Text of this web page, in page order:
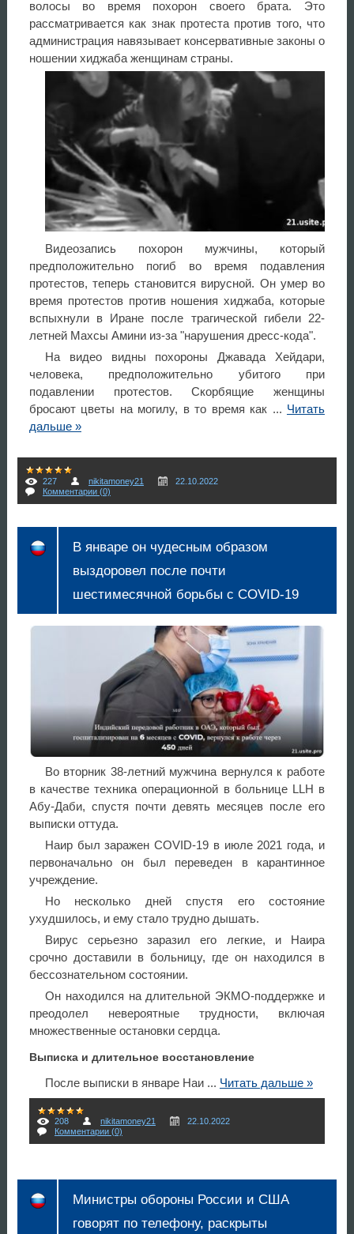
волосы во время похорон своего брата. Это
рассматривается как знак протеста против того, что
администрация навязывает консервативные законы о
ношении хиджаба женщинам страны.
Видеозапись похорон мужчины, который
предположительно погиб во время подавления
протестов, теперь становится вирусной. Он умер во
время протестов против ношения хиджаба, которые
вспыхнули в Иране после трагической гибели 22-
летней Махсы Амини из-за "нарушения дресс-кода".
На видео видны похороны Джавада Хейдари,
человека, предположительно убитого при
подавлении протестов. Скорбящие женщины
бросают цветы на могилу, в то время как ... Читать
дальше »
227 nikitamoney21
22.10.2022
Комментарии (0)
В январе он чудесным образом
выздоровел после почти
шестимесячной борьбы с COVID-19
Во вторник 38-летний мужчина вернулся к работе
в качестве техника операционной в больнице LLH в
Абу-Даби, спустя почти девять месяцев после его
выписки оттуда.
Наир был заражен COVID-19 в июле 2021 года, и
первоначально он был переведен в карантинное
учреждение.
Но несколько дней спустя его состояние
ухудшилось, и ему стало трудно дышать.
Вирус серьезно заразил его легкие, и Наира
срочно доставили в больницу, где он находился в
бессознательном состоянии.
Он находился на длительной ЭКМО-поддержке и
преодолел невероятные трудности, включая
множественные остановки сердца.
Выписка и длительное восстановление
После выписки в январе Наи ... Читать дальше »
208 nikitamoney21
22.10.2022
Комментарии (0)
Министры обороны России и США
говорят по телефону, раскрыты